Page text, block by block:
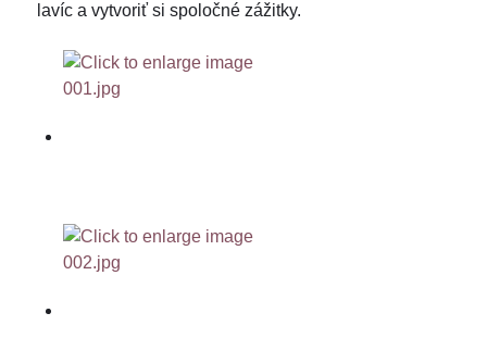
lavíc a vytvoriť si spoločné zážitky.